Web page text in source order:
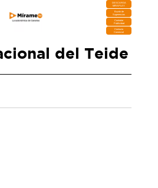
DESCARGA
MIRAPLAY
Buzón de
Sugerencias
Contratar
Publicidad
Contacto
Comercial
del Teide